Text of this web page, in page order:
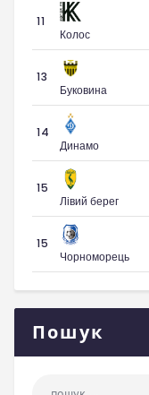
11
Колос
13
Буковина
14
Динамо
15
Лівий берег
15
Чорноморець
Пошук